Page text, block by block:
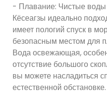
- Плавание: Чистые
Кёсеагзы идеально
имеет пологий спуск в
безопасным местом для
Вода освежающая,
отсутствие большого
вы можете насладиться
естественной обстановке.